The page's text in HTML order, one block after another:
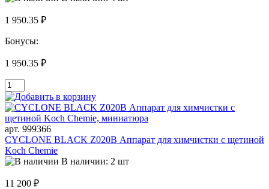
1 950.35 ₽
Бонусы:
1 950.35 ₽
арт. 999366
CYCLONE BLACK Z020B Аппарат для химчистки с щетиной
Koch Chemie
В наличии: 2 шт
11 200 ₽